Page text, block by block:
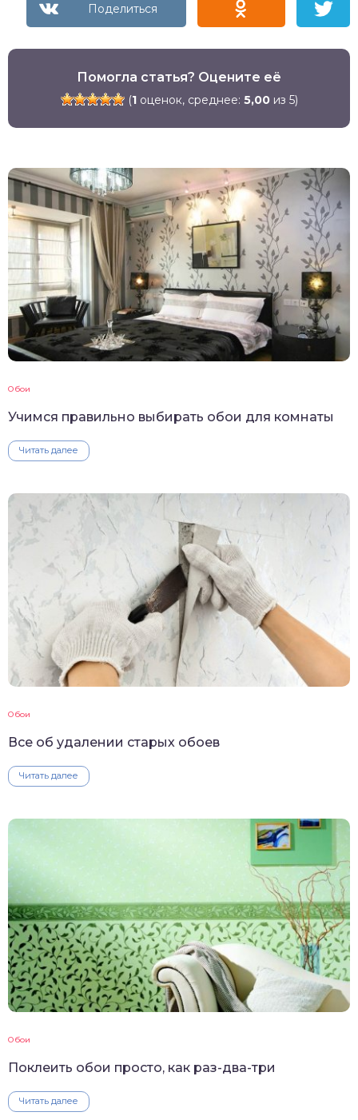
Помогла статья? Оцените её
(1оценок, среднее: 5,00из 5)
Обои
Учимся правильно выбирать обои для комнаты
Читать далее
Обои
Все об удалении старых обоев
Читать далее
Обои
Поклеить обои просто, как раз-два-три
Читать далее